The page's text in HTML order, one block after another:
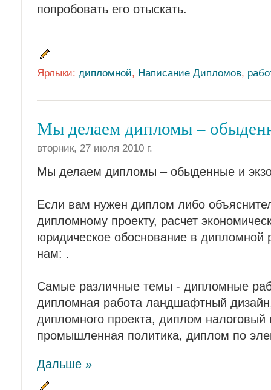
попробовать его отыскать.
Ярлыки: дипломной, Написание Дипломов,
Мы делаем дипломы –
вторник, 27 июля 2010 г.
Мы делаем дипломы – обыденные и
Если вам нужен диплом либо
дипломному проекту, расчет
юридическое обоснование в дипломной
нам: .
Самые различные темы - дипломные
дипломная работа ландшафтный
дипломного проекта, диплом налоговый
промышленная политика, диплом по
Дальше »